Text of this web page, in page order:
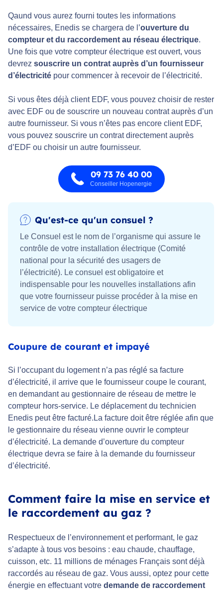
Qaund vous aurez fourni toutes les informations
nécessaires, Enedis se chargera de l’ouverture du
compteur et du raccordement au réseau électrique.
Une fois que votre compteur électrique est ouvert, vous
devrez souscrire un contrat auprès d’un fournisseur
d’électricité pour commencer à recevoir de l’électricité.
Si vous êtes déjà client EDF, vous pouvez choisir de rester
avec EDF ou de souscrire un nouveau contrat auprès d’un
autre fournisseur. Si vous n’êtes pas encore client EDF,
vous pouvez souscrire un contrat directement auprès
d’EDF ou choisir un autre fournisseur.
09 73 76 40 00
Conseiller Hopenergie
Qu'est-ce qu'un consuel ?
Le Consuel est le nom de l’organisme qui assure le
contrôle de votre installation électrique (Comité
national pour la sécurité des usagers de
l’électricité). Le consuel est obligatoire et
indispensable pour les nouvelles installations afin
que votre fournisseur puisse procéder à la mise en
service de votre compteur électrique
Coupure de courant et impayé
Si l’occupant du logement n’a pas réglé sa facture
d’électricité, il arrive que le fournisseur coupe le courant,
en demandant au gestionnaire de réseau de mettre le
compteur hors-service. Le déplacement du technicien
Enedis peut être facturé.La facture doit être réglée afin que
le gestionnaire du réseau vienne ouvrir le compteur
d’électricité. La demande d’ouverture du compteur
électrique devra se faire à la demande du fournisseur
d’électricité.
Comment faire la mise en service et
le raccordement au gaz ?
Respectueux de l’environnement et performant, le gaz
s’adapte à tous vos besoins : eau chaude, chauffage,
cuisson, etc. 11 millions de ménages Français sont déjà
raccordés au réseau de gaz. Vous aussi, optez pour cette
énergie en effectuant votre demande de raccordement